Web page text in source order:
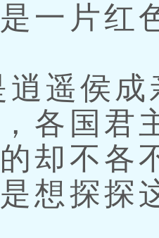
一片红
遥侯成
各国君
却不各
想探探